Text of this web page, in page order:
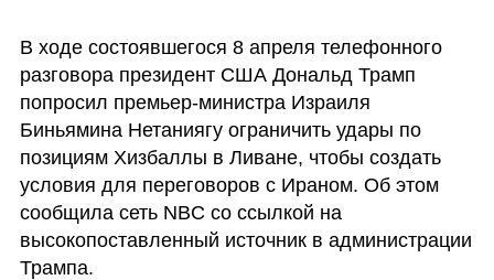
В ходе состоявшегося 8 апреля телефонного
разговора президент США Дональд Трамп
попросил премьер-министра Израиля
Биньямина Нетаниягу ограничить удары по
позициям Хизбаллы в Ливане, чтобы создать
условия для переговоров с Ираном. Об этом
сообщила сеть NBC со ссылкой на
высокопоставленный источник в администрации
Трампа.